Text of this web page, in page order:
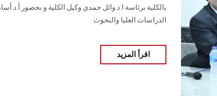
بالكلية برئاسة ا.د.وائل حمدي وكيل الكلية و بحضور
الدراسات العليا والبحوث
اقرأ المزيد